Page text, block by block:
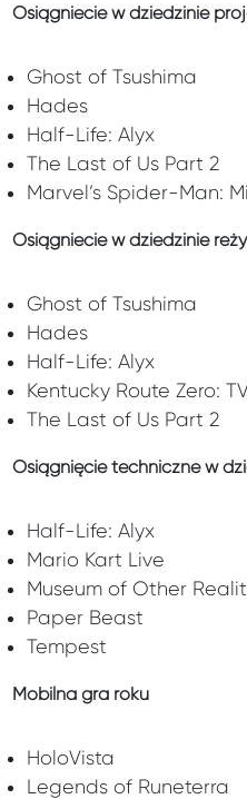
Osiągniecie w dziedzinie
Ghost of Tsushima
Hades
Half-Life: Alyx
The Last of Us Part 2
Marvel’s Spider-Man:
Osiągniecie w dziedzinie
Ghost of Tsushima
Hades
Half-Life: Alyx
Kentucky Route Zero:
The Last of Us Part 2
Osiągnięcie techniczne w
Half-Life: Alyx
Mario Kart Live
Museum of Other
Paper Beast
Tempest
Mobilna gra roku
HoloVista
Legends of Runeterra